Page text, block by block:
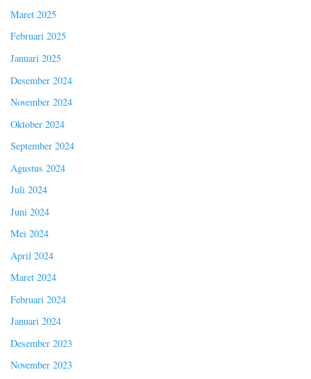
Maret 2025
Februari 2025
Januari 2025
Desember 2024
November 2024
Oktober 2024
September 2024
Agustus 2024
Juli 2024
Juni 2024
Mei 2024
April 2024
Maret 2024
Februari 2024
Januari 2024
Desember 2023
November 2023